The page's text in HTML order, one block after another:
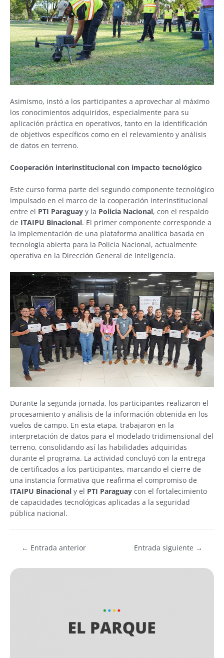
Asimismo, instó a los participantes a aprovechar al máximo
los conocimientos adquiridos, especialmente para su
aplicación práctica en operativos, tanto en la identificación
de objetivos específicos como en el relevamiento y análisis
de datos en terreno.
Cooperación interinstitucional con impacto tecnológico
Este curso forma parte del segundo componente tecnológico
impulsado en el marco de la cooperación interinstitucional
entre el PTI Paraguay y la Policía Nacional, con el respaldo
de ITAIPU Binacional. El primer componente corresponde a
la implementación de una plataforma analítica basada en
tecnología abierta para la Policía Nacional, actualmente
operativa en la Dirección General de Inteligencia.
Durante la segunda jornada, los participantes realizaron el
procesamiento y análisis de la información obtenida en los
vuelos de campo. En esta etapa, trabajaron en la
interpretación de datos para el modelado tridimensional del
terreno, consolidando así las habilidades adquiridas
durante el programa. La actividad concluyó con la entrega
de certificados a los participantes, marcando el cierre de
una instancia formativa que reafirma el compromiso de
ITAIPU Binacional y el PTI Paraguay con el fortalecimiento
de capacidades tecnológicas aplicadas a la seguridad
pública nacional.
← Entrada anterior Entrada siguiente →